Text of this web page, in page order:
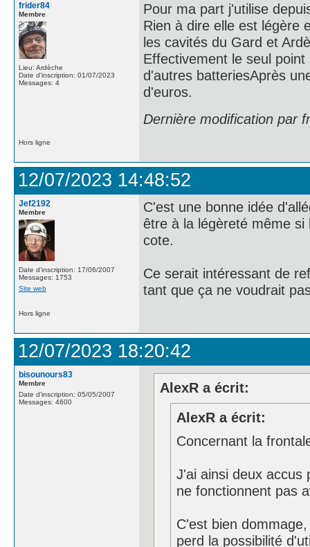
frider84
Membre
Lieu: Ardèche
Date d'inscription: 01/07/2023
Messages: 4
Pour ma part j'utilise
Rien à dire elle est légère
les cavités du Gard et
Effectivement le seul
d'autres batteriesAprès
d'euros.
Dernière modification par
Hors ligne
12/07/2023 14:48:52
Jef2192
Membre
Date d'inscription: 17/06/2007
Messages: 1753
Site web
C'est une bonne idée
être à la légèreté même
cote.
Ce serait intéressant de
tant que ça ne voudrait
Hors ligne
12/07/2023 18:20:42
bisounours83
Membre
Date d'inscription: 05/05/2007
Messages: 4600
AlexR a écrit:
AlexR a écrit:
Concernant la
J'ai ainsi deux accus
ne fonctionnent pas
C'est bien
perd la possibilité